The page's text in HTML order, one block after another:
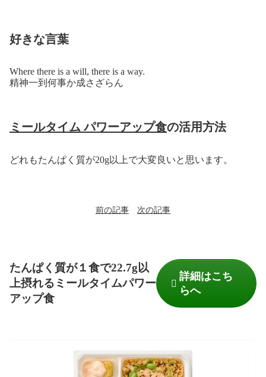
好きな言葉
Where there is a will, there is a way.
精神一到何事か成さざらん
ミールタイム パワーアップ食の活用方法
どれもたんぱく質が20g以上で大変良いと思います。
前の記事 次の記事
たんぱく質が１食で22.7g以
上摂れるミールタイムパワー
アップ食
詳細はこち
らへ